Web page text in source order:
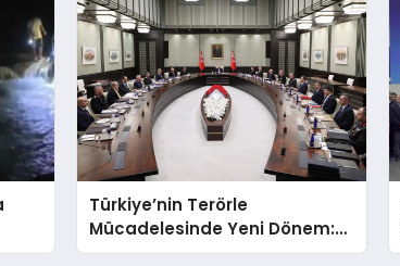
Türkiye’nin Terörle
Mücadelesinde Yeni Dönem:
Terörsüz Bir Gelecek İçin